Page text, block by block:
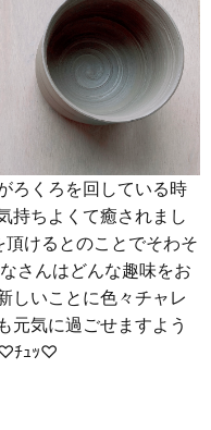
ろくろを回している時
持ちよくて癒されまし
けるとのことでそわそ
さんはどんな趣味をお
しいことに色々チャレ
元気に過ごせますよう
ﾁｭｯ♡